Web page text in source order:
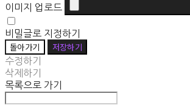
이미지 업로드
비밀글로 지정하기
돌아가기 저장하기
수정하기
삭제하기
목록으로 가기